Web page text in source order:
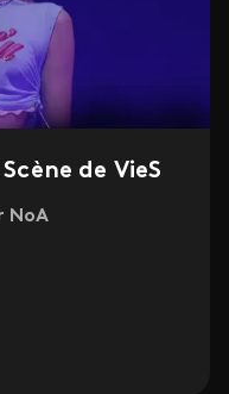
de VieS
NoA